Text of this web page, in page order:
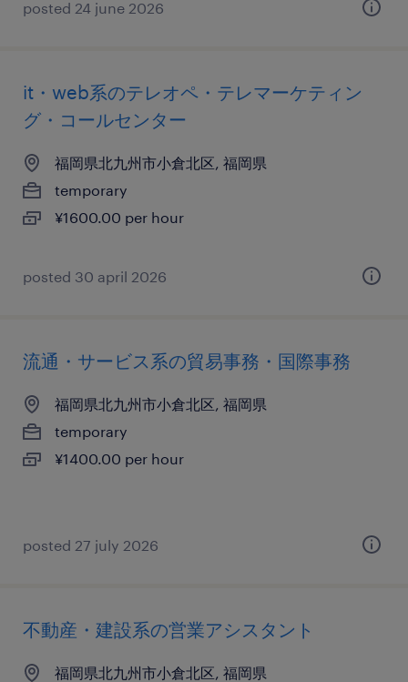
posted 24 june 2026
it・web系のテレオペ・テレマーケティン
グ・コールセンター
福岡県北九州市小倉北区, 福岡県
temporary
¥1600.00 per hour
posted 30 april 2026
流通・サービス系の貿易事務・国際事務
福岡県北九州市小倉北区, 福岡県
temporary
¥1400.00 per hour
posted 27 july 2026
不動産・建設系の営業アシスタント
福岡県北九州市小倉北区, 福岡県